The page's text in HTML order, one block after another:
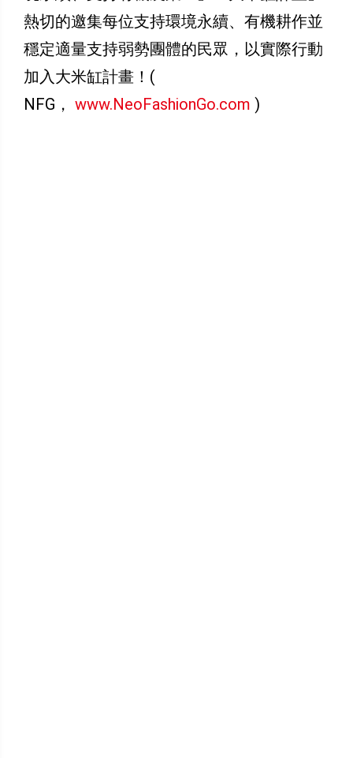
熱切的邀集每位支持環境永續、有機耕作並
穩定適量支持弱勢團體的民眾，以實際行動
加入大米缸計畫！(
NFG， www.NeoFashionGo.com )